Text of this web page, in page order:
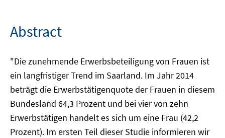
Abstract
"Die zunehmende Erwerbsbeteiligung von Frauen ist
ein langfristiger Trend im Saarland. Im Jahr 2014
beträgt die Erwerbstätigenquote der Frauen in diesem
Bundesland 64,3 Prozent und bei vier von zehn
Erwerbstätigen handelt es sich um eine Frau (42,2
Prozent). Im ersten Teil dieser Studie informieren wir